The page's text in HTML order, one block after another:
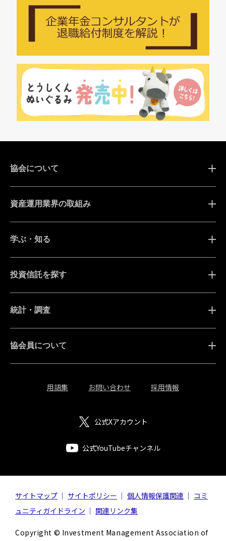
協会について
資産運用業界の取組み
学ぶ・知る
投資信託を探す
統計・調査
協会員について
用語集 お問い合わせ 採用情報
公式Xアカウント
公式YouTubeチャンネル
サイトマップ サイトポリシー 個人情報保護関連
コミ
ュニティガイドライン
関連リンク集
Copyright © Investment Management Association of